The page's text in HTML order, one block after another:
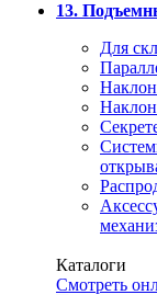
13.
Для
Каталоги
Смотреть